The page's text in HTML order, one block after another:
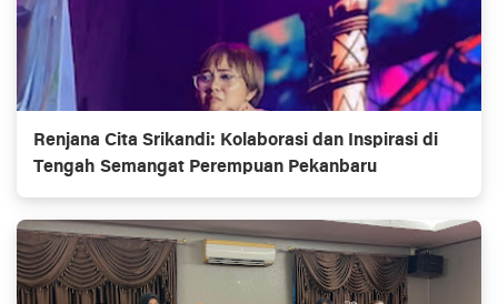
Renjana Cita Srikandi: Kolaborasi dan Inspirasi di
Tengah Semangat Perempuan Pekanbaru